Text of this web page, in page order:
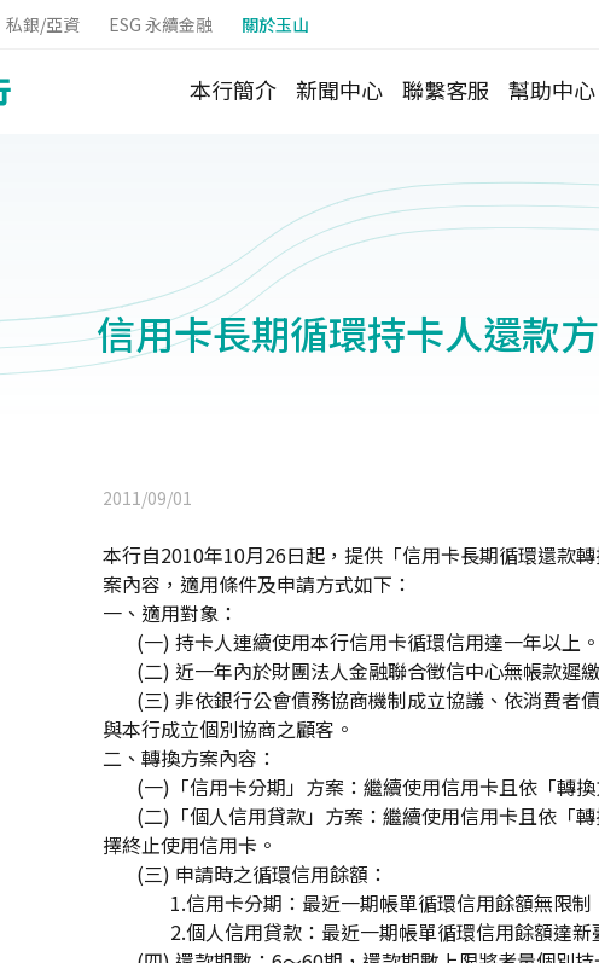
私銀/亞資 ESG 永續金融 關於玉山
本行簡介 新聞中心 聯繫客服 幫助中心
信用卡長期循環持卡人還款
2011/09/01
本行自2010年10月26日起，提供「信用卡長期循環還款
案內容，適用條件及申請方式如下：
一、適用對象：
(一) 持卡人連續使用本行信用卡循環信用達一年以上。
(二) 近一年內於財團法人金融聯合徵信中心無帳款遲
(三) 非依銀行公會債務協商機制成立協議、依消費者
與本行成立個別協商之顧客。
二、轉換方案內容：
(一)「信用卡分期」方案：繼續使用信用卡且依「轉換
(二)「個人信用貸款」方案：繼續使用信用卡且依「
擇終止使用信用卡。
(三) 申請時之循環信用餘額：
1.信用卡分期：最近一期帳單循環信用餘額無限制
2.個人信用貸款：最近一期帳單循環信用餘額達新